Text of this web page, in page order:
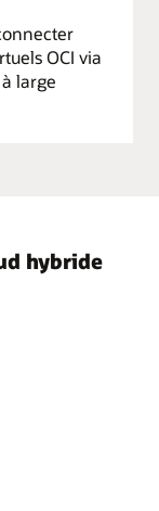
OCI via
large
hybride